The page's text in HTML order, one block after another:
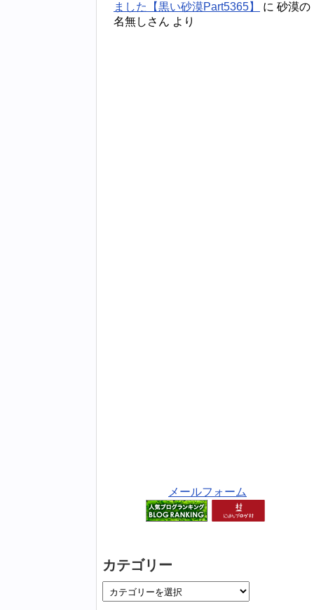
ました【黒い砂漠Part5365】
に 砂漠の
名無しさん より
メールフォーム
カテゴリー